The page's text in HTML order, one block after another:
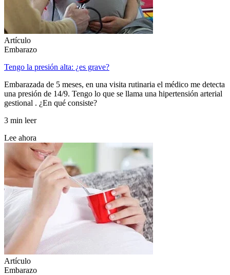
Artículo
Embarazo
Tengo la presión alta: ¿es grave?
Embarazada de 5 meses, en una visita rutinaria el médico me detecta
una presión de 14/9. Tengo lo que se llama una hipertensión arterial
gestional . ¿En qué consiste?
3 min leer
Lee ahora
Artículo
Embarazo